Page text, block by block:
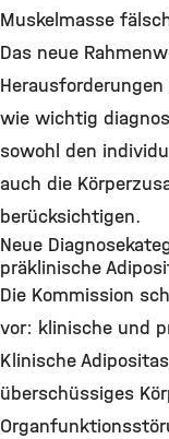
Muskelmasse
Das neue
wie wichtig
sowohl den
auch die
berücksichtigen.
Neue
präklinische
Die Kommission
vor: klinische und
Klinische
überschüssiges